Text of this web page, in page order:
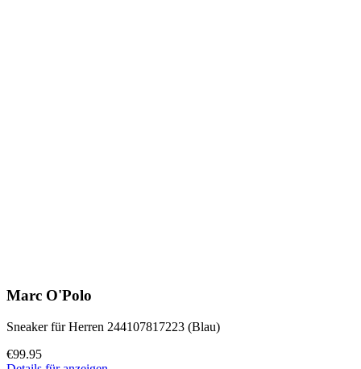
Marc O'Polo
Sneaker für Herren 244107817223 (Blau)
€99.95